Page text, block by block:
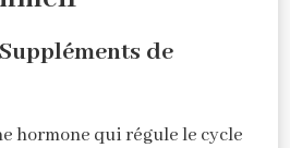
de
hormone qui régule le cycle